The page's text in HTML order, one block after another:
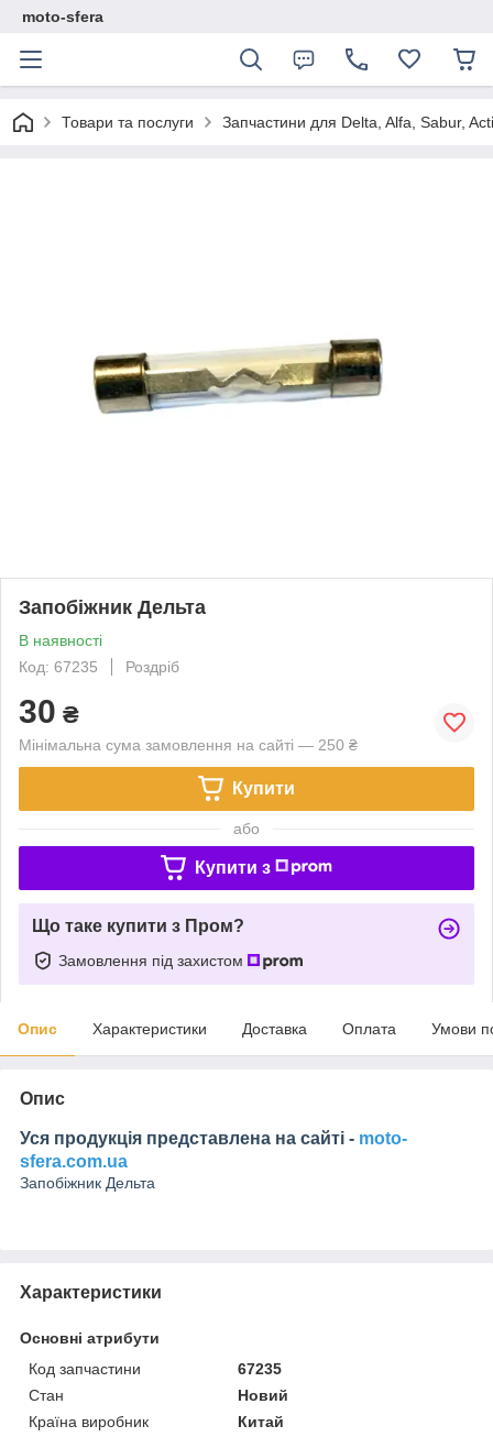
moto-sfera
Товари та послуги Запчастини для Delta, Alfa, Sabur,
Запобіжник Дельта
В наявності
Код: 67235
Роздріб
30 ₴
Мінімальна сума замовлення на сайті — 250 ₴
Купити
або
Купити з
Що таке купити з Пром?
Замовлення під захистом
Опис Характеристики Доставка Оплата Умови
Опис
Уся продукція представлена на сайті - moto-
sfera.com.ua
Запобіжник Дельта
Характеристики
Основні атрибути
Код запчастини
67235
Стан
Новий
Країна виробник
Китай